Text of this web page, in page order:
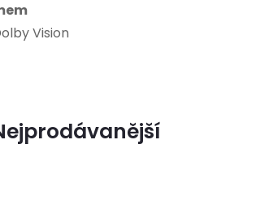
Vision